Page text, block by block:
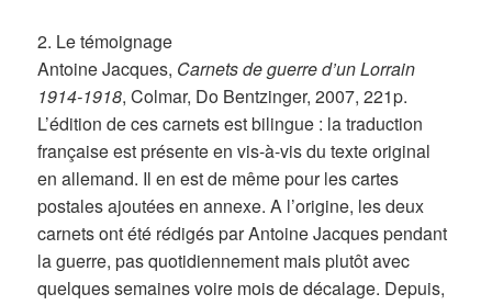
2. Le témoignage
Antoine Jacques, Carnets de guerre d’un Lorrain
1914-1918, Colmar, Do Bentzinger, 2007, 221p.
L’édition de ces carnets est bilingue : la traduction
française est présente en vis-à-vis du texte original
en allemand. Il en est de même pour les cartes
postales ajoutées en annexe. A l’origine, les deux
carnets ont été rédigés par Antoine Jacques pendant
la guerre, pas quotidiennement mais plutôt avec
quelques semaines voire mois de décalage. Depuis,